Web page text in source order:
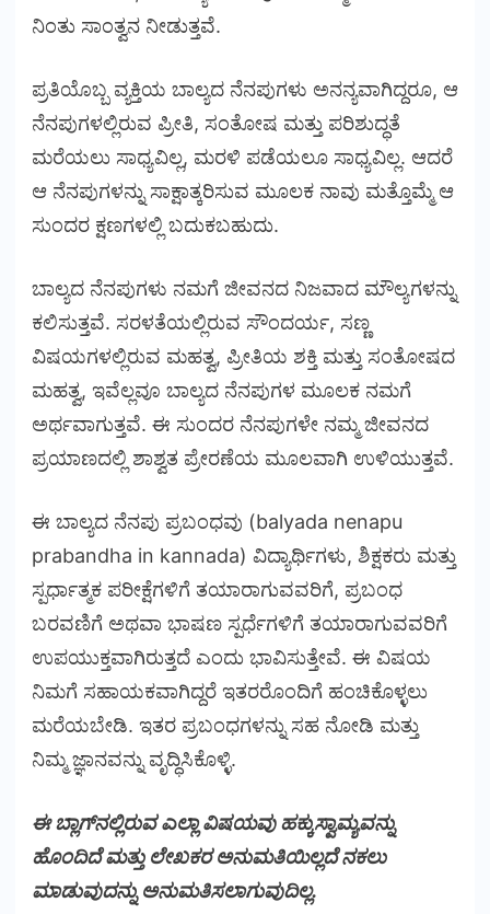
ನಿಂತು ಸಾಂತ್ವನ ನೀಡುತ್ತವೆ.
ಪ್ರತಿಯೊಬ್ಬ ವ್ಯಕ್ತಿಯ ಬಾಲ್ಯದ ನೆನಪುಗಳು ಅನನ್ಯವಾಗಿದ್ದರೂ, ಆ
ನೆನಪುಗಳಲ್ಲಿರುವ ಪ್ರೀತಿ, ಸಂತೋಷ ಮತ್ತು ಪರಿಶುದ್ಧತೆ
ಮರೆಯಲು ಸಾಧ್ಯವಿಲ್ಲ, ಮರಳಿ ಪಡೆಯಲೂ ಸಾಧ್ಯವಿಲ್ಲ. ಆದರೆ
ಆ ನೆನಪುಗಳನ್ನು ಸಾಕ್ಷಾತ್ಕರಿಸುವ ಮೂಲಕ ನಾವು ಮತ್ತೊಮ್ಮೆ ಆ
ಸುಂದರ ಕ್ಷಣಗಳಲ್ಲಿ ಬದುಕಬಹುದು.
ಬಾಲ್ಯದ ನೆನಪುಗಳು ನಮಗೆ ಜೀವನದ ನಿಜವಾದ ಮೌಲ್ಯಗಳನ್ನು
ಕಲಿಸುತ್ತವೆ. ಸರಳತೆಯಲ್ಲಿರುವ ಸೌಂದರ್ಯ, ಸಣ್ಣ
ವಿಷಯಗಳಲ್ಲಿರುವ ಮಹತ್ವ, ಪ್ರೀತಿಯ ಶಕ್ತಿ ಮತ್ತು ಸಂತೋಷದ
ಮಹತ್ವ, ಇವೆಲ್ಲವೂ ಬಾಲ್ಯದ ನೆನಪುಗಳ ಮೂಲಕ ನಮಗೆ
ಅರ್ಥವಾಗುತ್ತವೆ. ಈ ಸುಂದರ ನೆನಪುಗಳೇ ನಮ್ಮ ಜೀವನದ
ಪ್ರಯಾಣದಲ್ಲಿ ಶಾಶ್ವತ ಪ್ರೇರಣೆಯ ಮೂಲವಾಗಿ ಉಳಿಯುತ್ತವೆ.
ಈ ಬಾಲ್ಯದ ನೆನಪು ಪ್ರಬಂಧವು (balyada nenapu
prabandha in kannada) ವಿದ್ಯಾರ್ಥಿಗಳು, ಶಿಕ್ಷಕರು ಮತ್ತು
ಸ್ಪರ್ಧಾತ್ಮಕ ಪರೀಕ್ಷೆಗಳಿಗೆ ತಯಾರಾಗುವವರಿಗೆ, ಪ್ರಬಂಧ
ಬರವಣಿಗೆ ಅಥವಾ ಭಾಷಣ ಸ್ಪರ್ಧೆಗಳಿಗೆ ತಯಾರಾಗುವವರಿಗೆ
ಉಪಯುಕ್ತವಾಗಿರುತ್ತದೆ ಎಂದು ಭಾವಿಸುತ್ತೇವೆ. ಈ ವಿಷಯ
ನಿಮಗೆ ಸಹಾಯಕವಾಗಿದ್ದರೆ ಇತರರೊಂದಿಗೆ ಹಂಚಿಕೊಳ್ಳಲು
ಮರೆಯಬೇಡಿ. ಇತರ ಪ್ರಬಂಧಗಳನ್ನು ಸಹ ನೋಡಿ ಮತ್ತು
ನಿಮ್ಮ ಜ್ಞಾನವನ್ನು ವೃದ್ಧಿಸಿಕೊಳ್ಳಿ.
ಈ ಬ್ಲಾಗ್‌ನಲ್ಲಿರುವ ಎಲ್ಲಾ ವಿಷಯವು ಹಕ್ಕುಸ್ವಾಮ್ಯವನ್ನು
ಹೊಂದಿದೆ ಮತ್ತು ಲೇಖಕರ ಅನುಮತಿಯಿಲ್ಲದೆ ನಕಲು
ಮಾಡುವುದನ್ನು ಅನುಮತಿಸಲಾಗುವುದಿಲ್ಲ.